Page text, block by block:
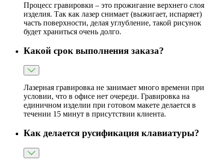
Процесс гравировки – это прожигание верхнего слоя
изделия. Так как лазер снимает (выжигает, испаряет)
часть поверхности, делая углубление, такой рисунок
будет храниться очень долго.
Какой срок выполнения заказа?
Лазерная гравировка не занимает много времени при
условии, что в офисе нет очереди. Гравировка на
единичном изделии при готовом макете делается в
течении 15 минут в присутствии клиента.
Как делается русификация клавиатуры?